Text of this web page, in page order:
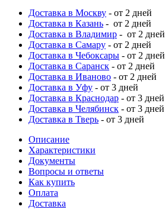
Доставка в Москву - от 2 дней
Доставка в Казань - от 2 дней
Доставка в Владимир - от 2 дней
Доставка в Самару - от 2 дней
Доставка в Чебоксары - от 2 дней
Доставка в Саранск - от 2 дней
Доставка в Иваново - от 2 дней
Доставка в Уфу - от 3 дней
Доставка в Краснодар - от 3 дней
Доставка в Челябинск - от 3 дней
Доставка в Тверь - от 3 дней
Описание
Характеристики
Документы
Вопросы и ответы
Как купить
Оплата
Доставка